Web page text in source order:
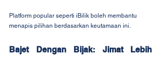
Platform popular seperti iBilik boleh membantu
menapis pilihan berdasarkan keutamaan ini.
Bajet Dengan Bijak: Jimat Lebih